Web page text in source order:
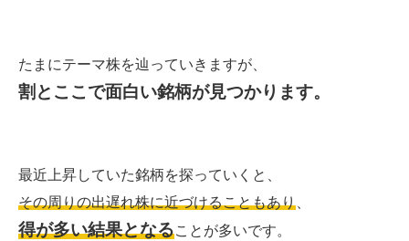
たまにテーマ株を辿っていきますが、
割とここで面白い銘柄が見つかります。
最近上昇していた銘柄を探っていくと、
その周りの出遅れ株に近づけることもあり
得が多い結果となることが多いです。